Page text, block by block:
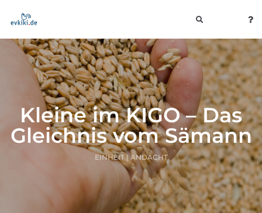
toggle
Kleine im KIGO – Das
Gleichnis vom Sämann
EINHEIT | ANDACHT